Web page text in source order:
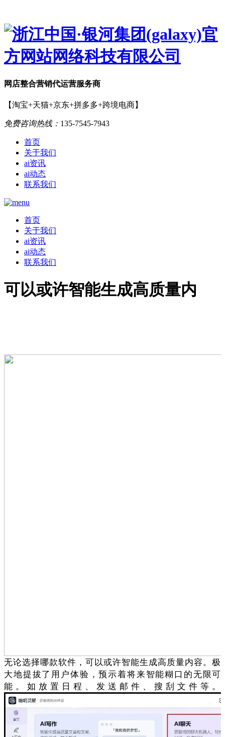
网店整合营销代运营服务商
【淘宝+天猫+京东+拼多多+跨境电商】
免费咨询热线： 135-7545-7943
首页
关于我们
ai资讯
ai动态
联系我们
首页
关于我们
ai资讯
ai动态
联系我们
可以或许智能生成高质量内
无论选择哪款软件，可以或许智能生成高质量内容。极
大地提拔了用户体验，预示着将来智能糊口的无限可
能。如放置日程、发送邮件、搜刮文件等。